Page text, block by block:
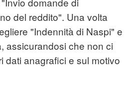
del reddito". Una volta
"Indennità di Naspi" e
assicurandosi che non ci
dati anagrafici e sul motivo